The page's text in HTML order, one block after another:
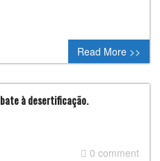
0 comment
Read More >>
à desertificação.
0 comment